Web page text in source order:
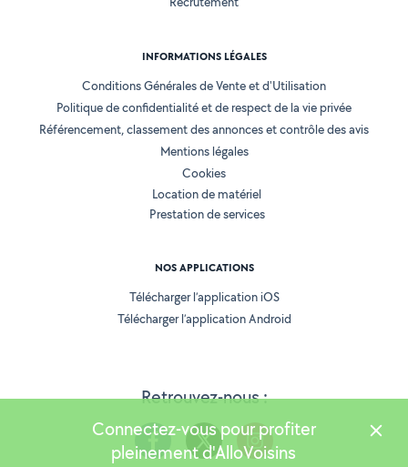
Retrouvez-nous :
INFORMATIONS LÉGALES
Conditions Générales de Vente et d'Utilisation
Politique de confidentialité et de respect de la vie privée
Référencement, classement des annonces et contrôle des avis
Mentions légales
Cookies
Location de matériel
Prestation de services
NOS APPLICATIONS
Télécharger l’application iOS
Télécharger l’application Android
Connectez-vous pour profiter
pleinement d'AlloVoisins